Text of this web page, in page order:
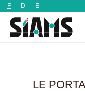
F D E
LE
Panneau de gestion des